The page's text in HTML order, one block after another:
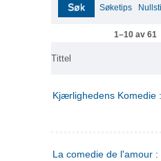
Søk Søketips Nullstill
1–10 av 61
Tittel
Kjærlighedens Komedie
La comedie de l'amour :